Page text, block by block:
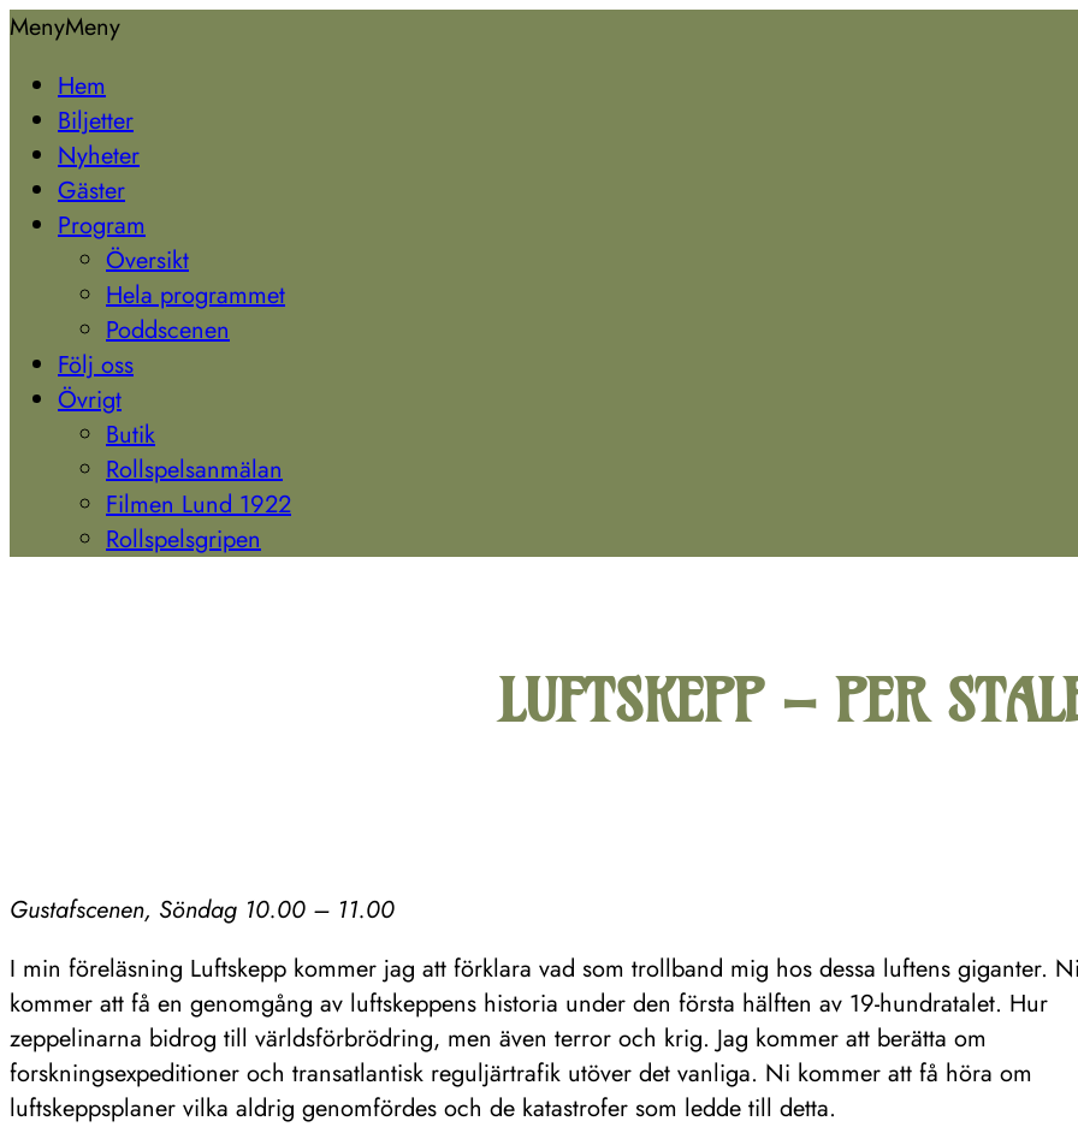
Hoppa
innehåll
Lund
MenyMeny
Hem
Biljetter
Nyheter
Gäster
Program
Översikt
Hela programmet
Poddscenen
Följ oss
Övrigt
Butik
Rollspelsanmälan
Filmen Lund 1922
Rollspelsgripen
LUFTSKEPP – PER
Gustafscenen, Söndag 10.00 – 11.00
I min föreläsning Luftskepp kommer jag att förklara vad som trollband mig hos dessa luftens giganter.
kommer att få en genomgång av luftskeppens historia under den första hälften av 19-hundratalet. Hur
zeppelinarna bidrog till världsförbrödring, men även terror och krig. Jag kommer att berätta om
forskningsexpeditioner och transatlantisk reguljärtrafik utöver det vanliga. Ni kommer att få höra om
luftskeppsplaner vilka aldrig genomfördes och de katastrofer som ledde till detta.